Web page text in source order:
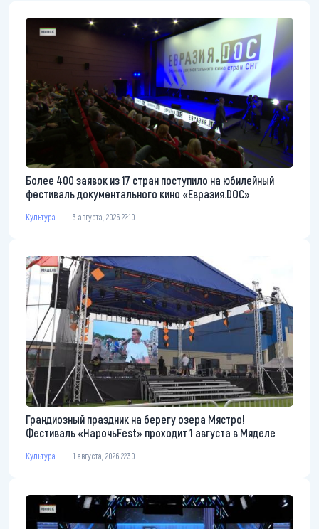
Более 400 заявок из 17 стран поступило на юбилейный
фестиваль документального кино «Евразия.DOC»
Культура 3 августа, 2026 22:10
Грандиозный праздник на берегу озера Мястро!
Фестиваль «НарочьFest» проходит 1 августа в Мяделе
Культура 1 августа, 2026 22:30